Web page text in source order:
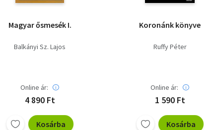
Magyar ősmesék I.
Balkányi Sz. Lajos
Online ár:
4 890 Ft
Kosárba
Koronánk könyve
Ruffy Péter
Online ár:
1 590 Ft
Kosárba